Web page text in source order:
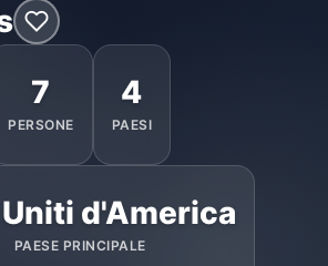
7
PERSONE
4
PAESI
d'America
PAESE PRINCIPALE